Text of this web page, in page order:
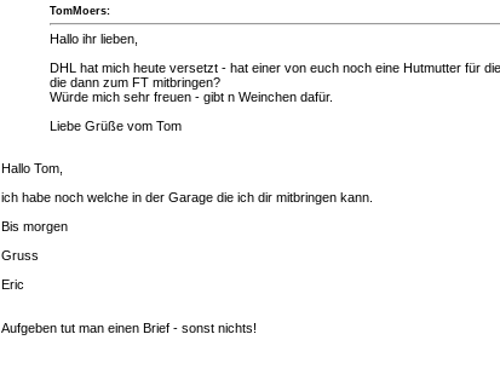
TomMoers:
Hallo ihr lieben,
DHL hat mich heute versetzt - hat einer von euch noch eine Hutmutter für
die dann zum FT mitbringen?
Würde mich sehr freuen - gibt n Weinchen dafür.
Liebe Grüße vom Tom
Hallo Tom,
ich habe noch welche in der Garage die ich dir mitbringen kann.
Bis morgen
Gruss
Eric
Aufgeben tut man einen Brief - sonst nichts!